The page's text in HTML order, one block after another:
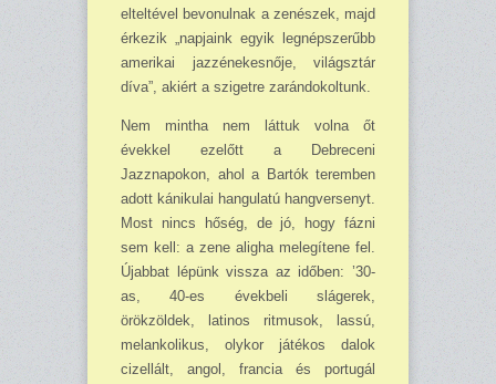
elteltével bevonulnak a zenészek, majd
érkezik „napjaink egyik legnépszerűbb
amerikai jazzénekesnője, világsztár
díva”, akiért a szigetre zarándokoltunk.
Nem mintha nem láttuk volna őt
évekkel ezelőtt a Debreceni
Jazznapokon, ahol a Bartók teremben
adott kánikulai hangulatú hangversenyt.
Most nincs hőség, de jó, hogy fázni
sem kell: a zene aligha melegítene fel.
Újabbat lépünk vissza az időben: ’30-
as, 40-es évekbeli slágerek,
örökzöldek, latinos ritmusok, lassú,
melankolikus, olykor játékos dalok
cizellált, angol, francia és portugál